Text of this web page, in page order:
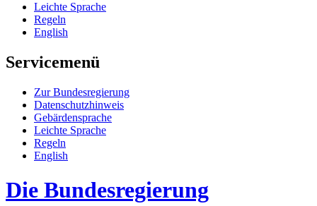
Leich­te Spra­che
Re­geln
English
Servicemenü
Zur Bun­des­re­gie­rung
Da­ten­schutz­hin­weis
Ge­bär­den­spra­che
Leich­te Spra­che
Re­geln
English
Die Bundesregierung